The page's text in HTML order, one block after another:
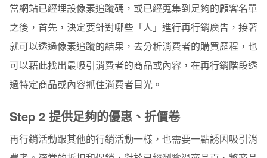
當網站已經埋設像素追蹤碼，或已經蒐集到足夠的顧客名單
之後，首先，決定要針對哪些「人」進行再行銷廣告，接著
就可以透過像素追蹤的結果，去分析消費者的購買歷程，也
可以藉此找出最吸引消費者的商品或內容，在再行銷階段透
過特定商品或內容抓住消費者目光。
Step 2 提供足夠的優惠、折價卷
再行銷活動跟其他的行銷活動一樣，也需要一點誘因吸引消